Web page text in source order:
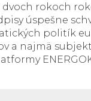
rokoch
úspešne
politík
a najmä